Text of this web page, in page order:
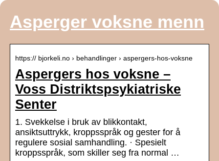
Asperger voksne menn
https:// bjorkeli.no › behandlinger › aspergers-hos-voksne
Aspergers hos voksne –
Voss Distriktspsykiatriske
Senter
1. Svekkelse i bruk av blikkontakt,
ansiktsuttrykk, kroppsspråk og gester for å
regulere sosial samhandling. · Spesielt
kroppsspråk, som skiller seg fra normal …